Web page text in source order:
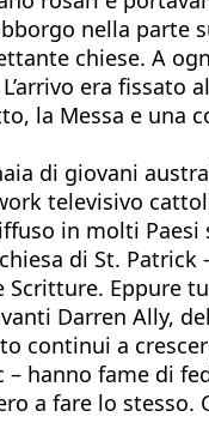
nella parte
chiese. A
era fissato
la Messa e una
di giovani
televisivo
in molti
di St.
Scritture. Eppure
Darren Ally,
continui a
hanno fame di
a fare lo stesso.